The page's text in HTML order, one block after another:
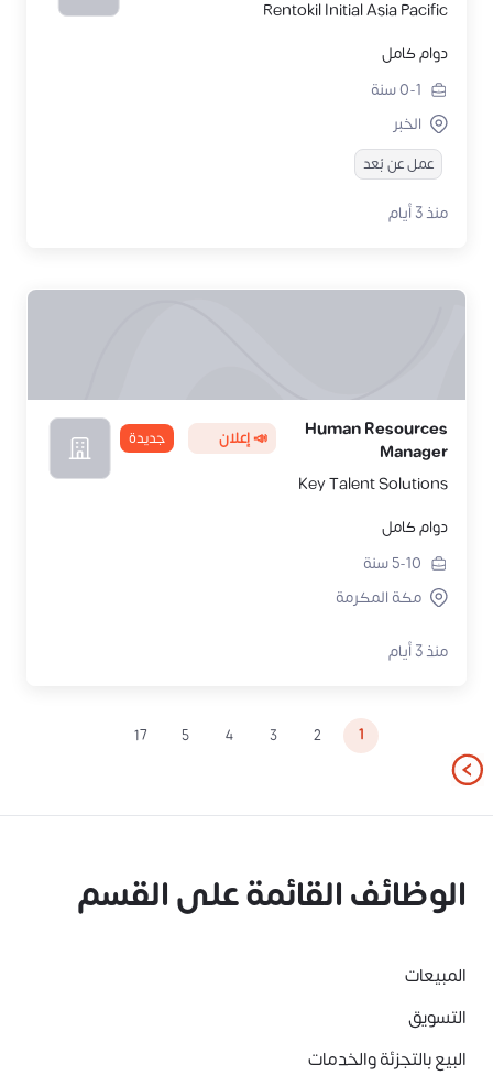
Rentokil Initial Asia Pacific
دوام كامل
0-1سنة
الخبر
عمل عن بُعد
منذ 3 أيام
Human Resources
Manager
📣 إعلان جديدة
Key Talent Solutions
دوام كامل
5-10سنة
مكة المكرمة
منذ 3 أيام
1
2
3
4
5
17
الوظائف القائمة على القسم
المبيعات
التسويق
البيع بالتجزئة والخدمات